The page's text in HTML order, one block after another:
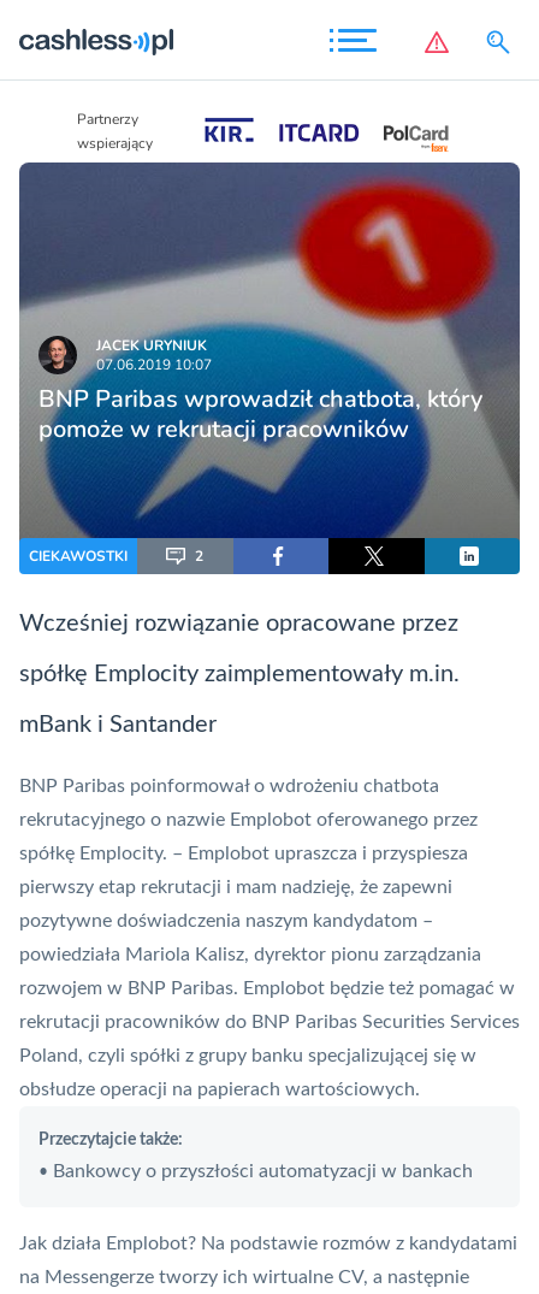
Partnerzy
wspierający
JACEK URYNIUK
07.06.2019 10:07
BNP Paribas wprowadził chatbota, który
pomoże w rekrutacji pracowników
CIEKAWOSTKI 2
Wcześniej rozwiązanie opracowane przez
spółkę Emplocity zaimplementowały m.in.
mBank i Santander
BNP Paribas poinformował o wdrożeniu chatbota
rekrutacyjnego o nazwie Emplobot oferowanego przez
spółkę Emplocity. – Emplobot upraszcza i przyspiesza
pierwszy etap rekrutacji i mam nadzieję, że zapewni
pozytywne doświadczenia naszym kandydatom –
powiedziała Mariola Kalisz, dyrektor pionu zarządzania
rozwojem w BNP Paribas. Emplobot będzie też pomagać w
rekrutacji pracowników do BNP Paribas Securities Services
Poland, czyli spółki z grupy banku specjalizującej się w
obsłudze operacji na papierach wartościowych.
Przeczytajcie także:
• Bankowcy o przyszłości automatyzacji w bankach
Jak działa Emplobot? Na podstawie rozmów z kandydatami
na Messengerze tworzy ich wirtualne CV, a następnie